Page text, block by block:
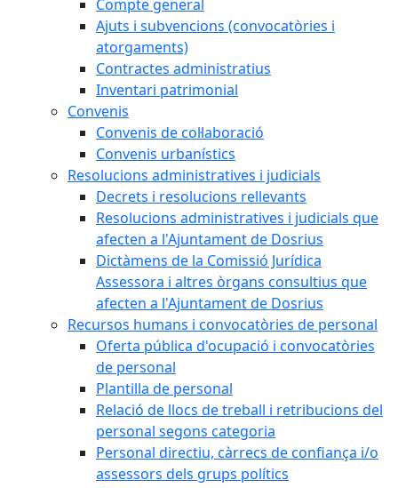
Compte general
Ajuts i subvencions (convocatòries i
atorgaments)
Contractes administratius
Inventari patrimonial
Convenis
Convenis de col·laboració
Convenis urbanístics
Resolucions administratives i judicials
Decrets i resolucions rellevants
Resolucions administratives i judicials que
afecten a l'Ajuntament de Dosrius
Dictàmens de la Comissió Jurídica
Assessora i altres òrgans consultius que
afecten a l'Ajuntament de Dosrius
Recursos humans i convocatòries de personal
Oferta pública d'ocupació i convocatòries
de personal
Plantilla de personal
Relació de llocs de treball i retribucions del
personal segons categoria
Personal directiu, càrrecs de confiança i/o
assessors dels grups polítics